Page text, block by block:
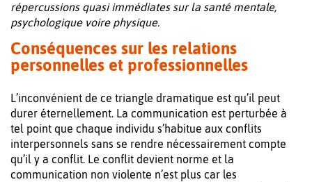
répercussions quasi immédiates sur la santé mentale,
psychologique voire physique.
Conséquences sur les relations
personnelles et professionnelles
L’inconvénient de ce triangle dramatique est qu’il peut
durer éternellement. La communication est perturbée à
tel point que chaque individu s’habitue aux conflits
interpersonnels sans se rendre nécessairement compte
qu’il y a conflit. Le conflit devient norme et la
communication non violente n’est plus car les